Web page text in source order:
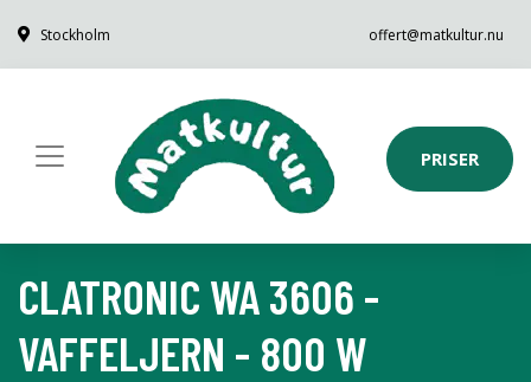
Stockholm offert@matkultur.nu
PRISER
CLATRONIC WA 3606 -
VAFFELJERN - 800 W